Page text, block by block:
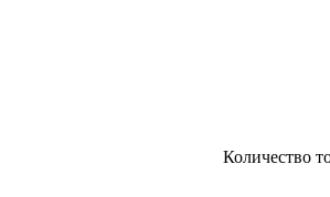
Количество